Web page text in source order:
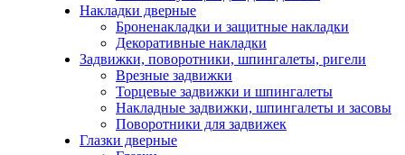
Накладки дверные
Броненакладки и защитные накладки
Декоративные накладки
Задвижки, поворотники, шпингалеты, ригели
Врезные задвижки
Торцевые задвижки и шпингалеты
Накладные задвижки, шпингалеты и засовы
Поворотники для задвижек
Глазки дверные